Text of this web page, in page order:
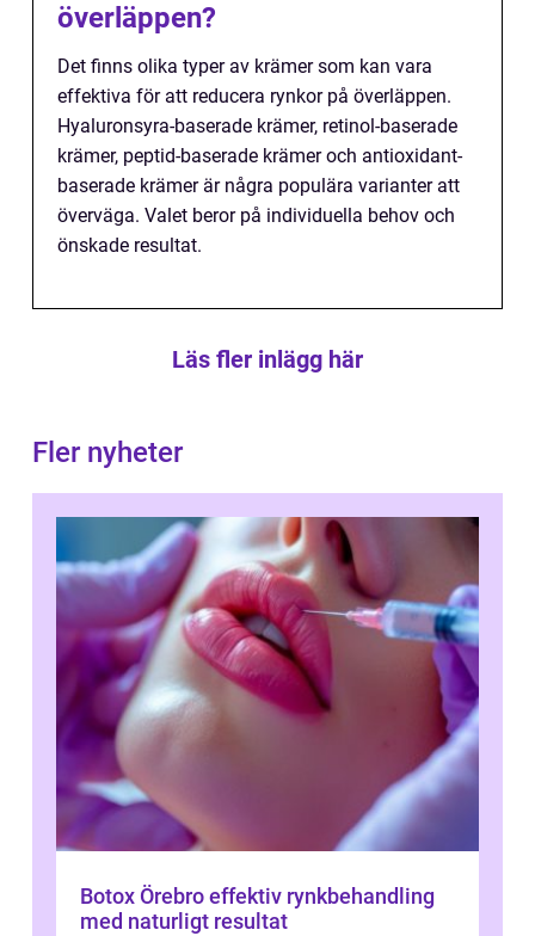
överläppen?
Det finns olika typer av krämer som kan vara
effektiva för att reducera rynkor på överläppen.
Hyaluronsyra-baserade krämer, retinol-baserade
krämer, peptid-baserade krämer och antioxidant-
baserade krämer är några populära varianter att
överväga. Valet beror på individuella behov och
önskade resultat.
Läs fler inlägg här
Fler nyheter
Botox Örebro effektiv rynkbehandling
med naturligt resultat